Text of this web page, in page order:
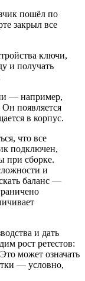
пошёл по
закрыл все
ключи,
и получать
— например,
появляется
в корпус.
что все
подключен,
при сборке.
и
баланс —
и дать
рост ретестов:
может означать
— условно,